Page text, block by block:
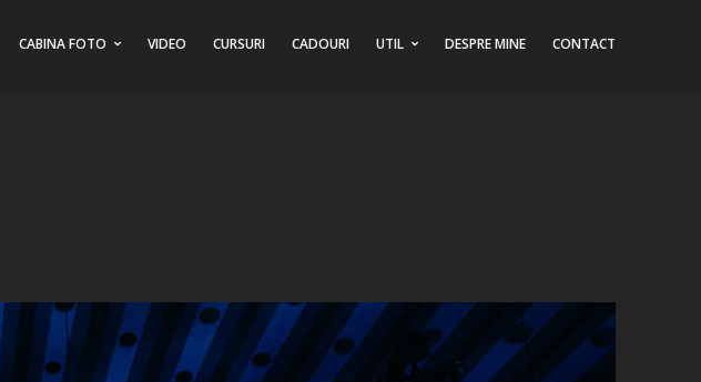
CABINA FOTO VIDEO CURSURI CADOURI UTIL DESPRE MINE CONTACT